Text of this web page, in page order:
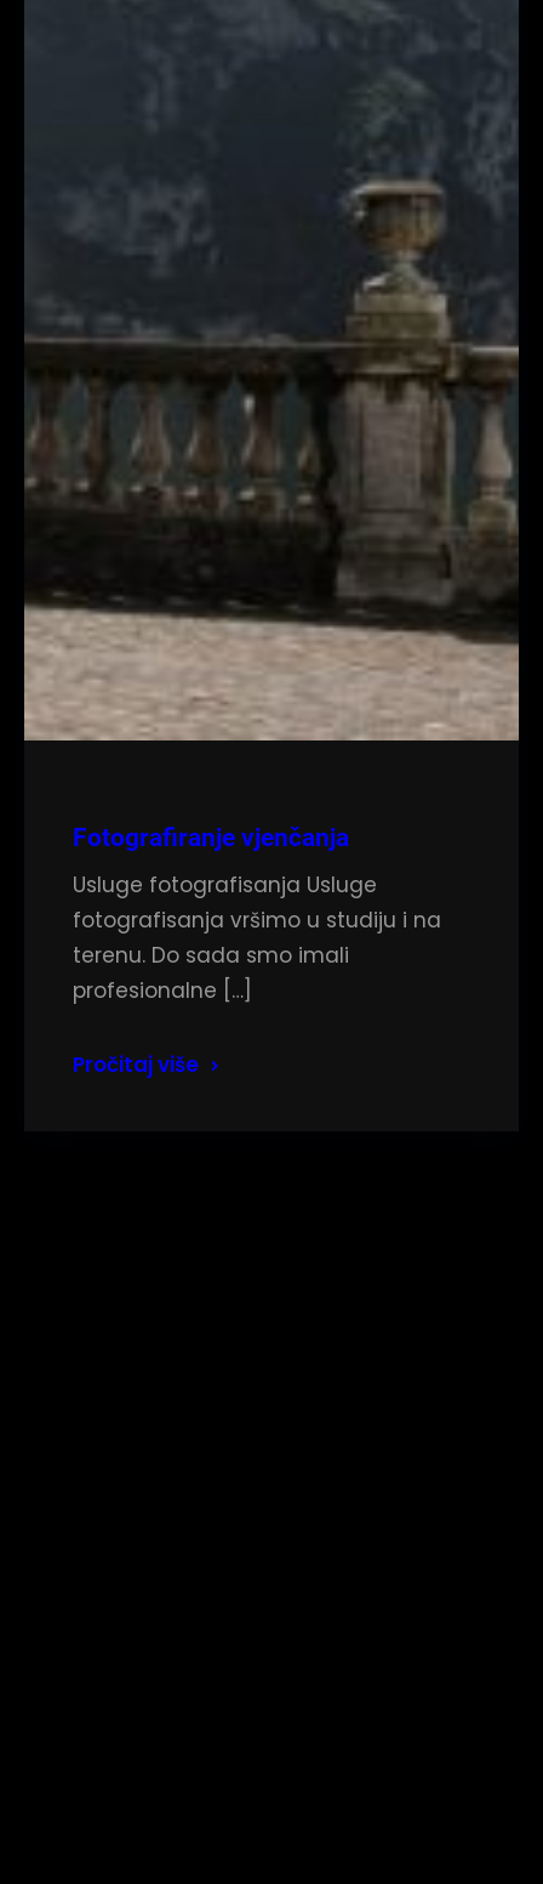
Fotografiranje vjenčanja
Usluge fotografisanja Usluge
fotografisanja vršimo u studiju i na
terenu. Do sada smo imali
profesionalne […]
Pročitaj više